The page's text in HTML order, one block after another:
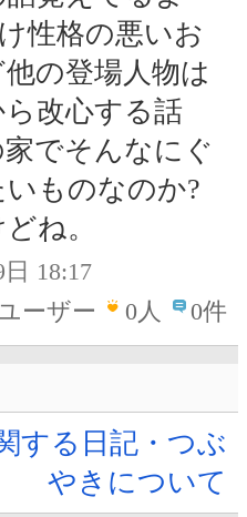
性格の悪いお
の登場人物は
改心する話
でそんなにぐ
ものなのか?
ね。
18:17
ーザー
0人 0件
する日記・つぶ
やきについて